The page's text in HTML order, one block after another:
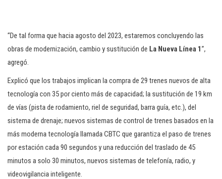
“De tal forma que hacia agosto del 2023, estaremos concluyendo las
obras de modernización, cambio y sustitución de La Nueva Línea 1”,
agregó.
Explicó que los trabajos implican la compra de 29 trenes nuevos de alta
tecnología con 35 por ciento más de capacidad; la sustitución de 19 km
de vías (pista de rodamiento, riel de seguridad, barra guía, etc.), del
sistema de drenaje; nuevos sistemas de control de trenes basados en la
más moderna tecnología llamada CBTC que garantiza el paso de trenes
por estación cada 90 segundos y una reducción del traslado de 45
minutos a solo 30 minutos, nuevos sistemas de telefonía, radio, y
videovigilancia inteligente.